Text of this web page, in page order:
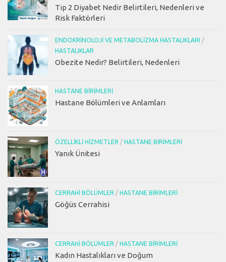
Tip 2 Diyabet Nedir Belirtileri, Nedenleri ve
Risk Faktörleri
ENDOKRINOLOJI VE METABOLIZMA HASTALIKLARI
/
HASTALIKLAR
Obezite Nedir? Belirtileri, Nedenleri
HASTANE BIRIMLERI
Hastane Bölümleri ve Anlamları
ÖZELLIKLI HIZMETLER / HASTANE BIRIMLERI
Yanık Ünitesi
CERRAHI BÖLÜMLER / HASTANE BIRIMLERI
Göğüs Cerrahisi
CERRAHI BÖLÜMLER / HASTANE BIRIMLERI
Kadın Hastalıkları ve Doğum